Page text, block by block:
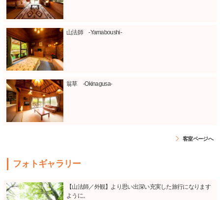
山法師 -Yamaboushi-
翁草 -Okinagusa-
客室ページへ
フォトギャラリー
【山法師／外観】より思い出深い充実した旅行になります
ように。